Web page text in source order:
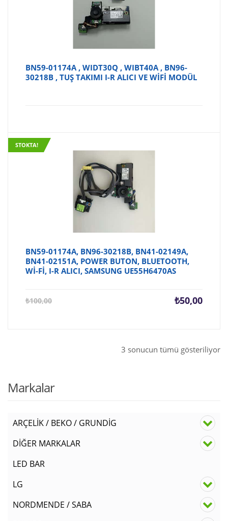
BN59-01174A , WIDT30Q , WIBT40A , BN96-
30218B , TUŞ TAKIMI I-R ALICI VE WİFİ MODÜL
STOKTA!
BN59-01174A, BN96-30218B, BN41-02149A,
BN41-02151A, POWER BUTON, BLUETOOTH,
Wİ-Fİ, I-R ALICI, SAMSUNG UE55H6470AS
₺100,00 ₺50,00
Şu
3 sonucun tümü gösteriliyor
Markalar
ARÇELİK / BEKO / GRUNDİG
DİĞER MARKALAR
LED BAR
LG
NORDMENDE / SABA